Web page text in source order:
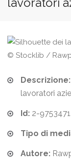
© Stocklib /
Descrizione:
lavoratori
Id: 2-
Tipo di
Autore: